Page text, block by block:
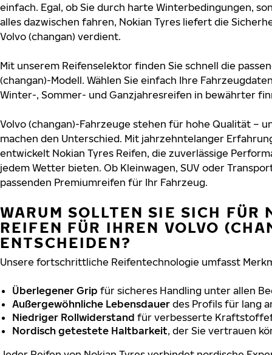
einfach. Egal, ob Sie durch harte Winterbedingungen,
alles dazwischen fahren, Nokian Tyres liefert die
Volvo (changan) verdient.
Mit unserem Reifenselektor finden Sie schnell die
(changan)-Modell. Wählen Sie einfach Ihre
Winter-, Sommer- und Ganzjahresreifen in bewährter
Volvo (changan)-Fahrzeuge stehen für hohe Qualität –
machen den Unterschied. Mit jahrzehntelanger
entwickelt Nokian Tyres Reifen, die zuverlässige
jedem Wetter bieten. Ob Kleinwagen, SUV oder
passenden Premiumreifen für Ihr Fahrzeug.
WARUM SOLLTEN SIE SICH FÜR
REIFEN FÜR IHREN VOLVO
ENTSCHEIDEN?
Unsere fortschrittliche Reifentechnologie umfasst
Überlegener Grip für sicheres Handling unter allen
Außergewöhnliche Lebensdauer des Profils für lang
Niedriger Rollwiderstand für verbesserte
Nordisch getestete Haltbarkeit, der Sie vertrauen